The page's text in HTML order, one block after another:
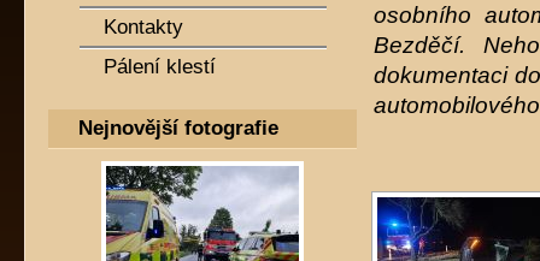
osobního
Bezděčí.
dokumentaci
Kontakty
Pálení klestí
Nejnovější fotografie